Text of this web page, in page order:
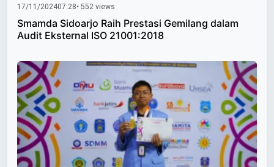
17/11/202407:28• 552 views
Smamda Sidoarjo Raih Prestasi Gemilang dalam
Audit Eksternal ISO 21001:2018